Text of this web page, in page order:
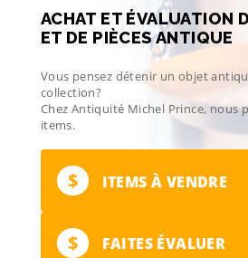
ACHAT ET ÉVALUATION
ET DE PIÈCES ANTIQUE
Vous pensez détenir un objet
collection?
Chez Antiquité Michel Prince, nous
items.
$ ITEMS À VENDRE
$ FAITES ÉVALUER